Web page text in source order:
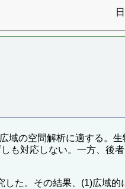
の空間解析に適する。
も対応しない。一方、後
た。その結果、(1)広域